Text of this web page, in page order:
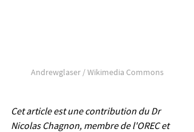
Andrewglaser / Wikimedia Commons
Cet article est une contribution du Dr
Nicolas Chagnon, membre de l'OREC et